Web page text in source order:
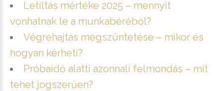
Letiltás mértéke 2025 – mennyit
vonhatnak le a munkabéréből?
Végrehajtás megszüntetése – mikor és
hogyan kérheti?
Próbaidő alatti azonnali felmondás – mit
tehet jogszerűen?